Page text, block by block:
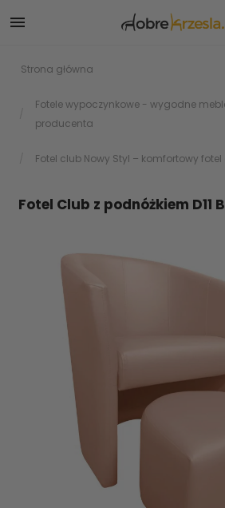

Strona główna
Fotele wypoczynkowe - wygodne
producenta
Fotel club Nowy Styl – komfortowy
Fotel Club z podnóżkiem D11